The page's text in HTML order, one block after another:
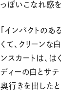
っぽいこなれ感
「インパクトの
くて、クリーンな
ンスカートは、は
ディーの白とサ
奥行きを出したと